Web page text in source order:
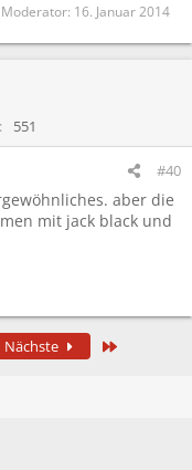
16. Januar 2014
551
#40
aber die
mit jack black und
Nächste